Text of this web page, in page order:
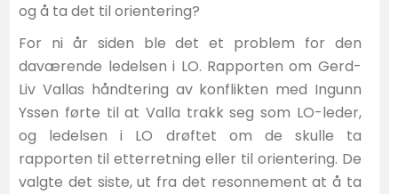
og å ta det til orientering?
For ni år siden ble det et problem for den
daværende ledelsen i LO. Rapporten om Gerd-
Liv Vallas håndtering av konflikten med Ingunn
Yssen førte til at Valla trakk seg som LO-leder,
og ledelsen i LO drøftet om de skulle ta
rapporten til etterretning eller til orientering. De
valgte det siste, ut fra det resonnement at å ta